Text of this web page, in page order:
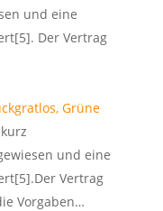
und eine
Der Vertrag
Grüne
und eine
Vertrag
Vorgaben…